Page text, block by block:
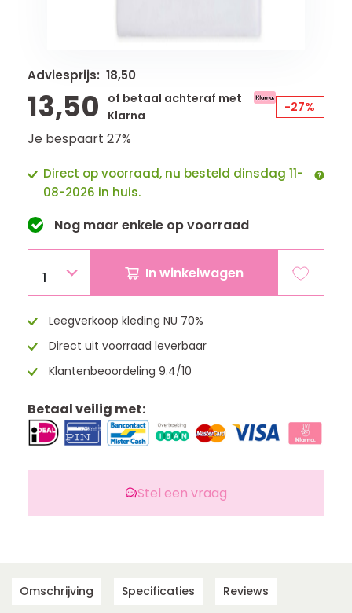
Adviesprijs: 18,50
13,50
of betaal achteraf met
Klarna
-27%
Je bespaart 27%
Direct op voorraad, nu besteld dinsdag 11-
08-2026 in huis.
Nog maar enkele op voorraad
1 In winkelwagen
Leegverkoop kleding NU 70%
Direct uit voorraad leverbaar
Klantenbeoordeling 9.4/10
Betaal veilig met:
Stel een vraag
Omschrijving Specificaties Reviews